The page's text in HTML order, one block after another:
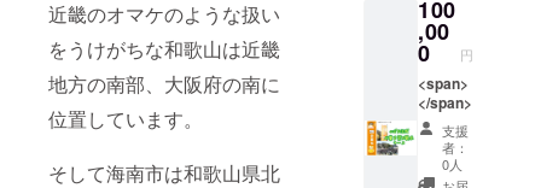
近畿のオマケのような扱い
をうけがちな和歌山は近畿
地方の南部、大阪府の南に
位置しています。
そして海南市は和歌山県北
おこ
なって
出荷い
す。
マーガ
リンや
ショー
トニン
グなど
のトラ
ンス型
脂肪
酸、
す。 ま
た海南
の誇る
紀州漆
器の瓢
箪杯を
セット
に。
了承く
ださい
ませ。
近隣
（和歌
山市・
有田・
海南
市・岩
出市・
100
,00
0 円
<span>
</span>
支援
者：
0人